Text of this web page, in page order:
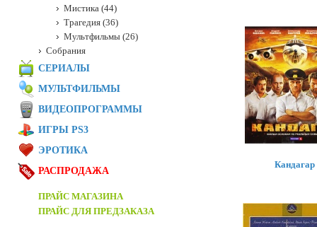
Кандагар
Мистика (44)
Трагедия (36)
Мультфильмы (26)
Собрания
СЕРИАЛЫ
МУЛЬТФИЛЬМЫ
ВИДЕОПРОГРАММЫ
ИГРЫ PS3
ЭРОТИКА
РАСПРОДАЖА
ПРАЙС МАГАЗИНА
ПРАЙС ДЛЯ ПРЕДЗАКАЗА